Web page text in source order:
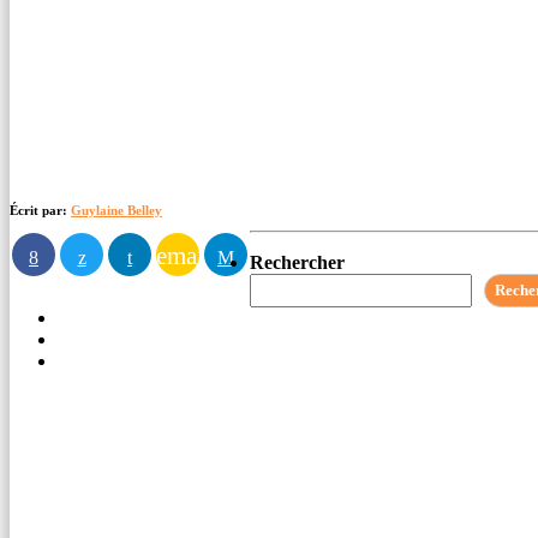
Écrit par: Guylaine Belley
email Rechercher